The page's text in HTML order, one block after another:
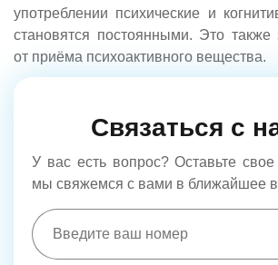
употреблении психические и
становятся постоянными. Это также
от приёма психоактивного вещества.
Связаться с
У вас есть вопрос? Оставьте
мы свяжемся с вами в ближайшее